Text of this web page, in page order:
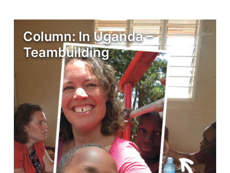
Column: In Uganda –
Teambuilding